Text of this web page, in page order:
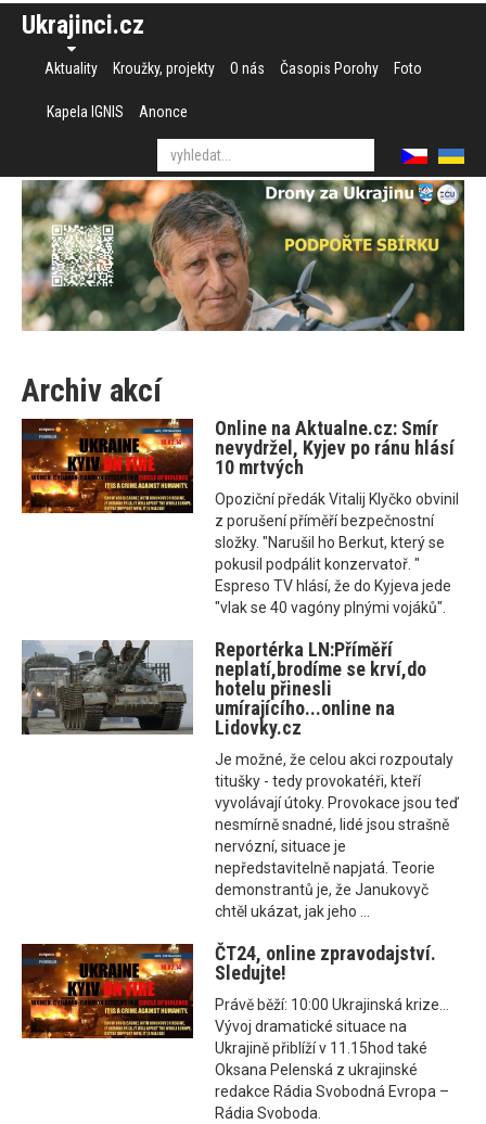
Ukrajinci.cz
Aktuality Kroužky, projekty O nás Časopis Porohy Foto
Kapela IGNIS Anonce
Archiv akcí
Online na Aktualne.cz: Smír
nevydržel, Kyjev po ránu hlásí
10 mrtvých
Opoziční předák Vitalij Klyčko obvinil
z porušení příměří bezpečnostní
složky. "Narušil ho Berkut, který se
pokusil podpálit konzervatoř. "
Espreso TV hlásí, že do Kyjeva jede
"vlak se 40 vagóny plnými vojáků".
Reportérka LN:Příměří
neplatí,brodíme se krví,do
hotelu přinesli
umírajícího...online na
Lidovky.cz
Je možné, že celou akci rozpoutaly
titušky - tedy provokatéři, kteří
vyvolávají útoky. Provokace jsou teď
nesmírně snadné, lidé jsou strašně
nervózní, situace je
nepředstavitelně napjatá. Teorie
demonstrantů je, že Janukovyč
chtěl ukázat, jak jeho ...
ČT24, online zpravodajství.
Sledujte!
Právě běží: 10:00 Ukrajinská krize...
Vývoj dramatické situace na
Ukrajině přiblíží v 11.15hod také
Oksana Pelenská z ukrajinské
redakce Rádia Svobodná Evropa –
Rádia Svoboda.